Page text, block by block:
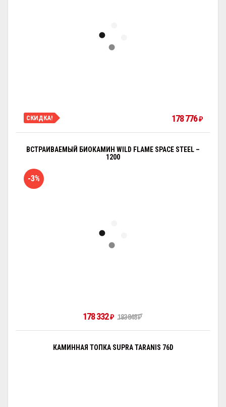
СКИДКА! 178 776₽
ВСТРАИВАЕМЫЙ БИОКАМИН WILD FLAME SPACE STEEL –
1200
-3%
178 332₽ 183 848₽
КАМИННАЯ ТОПКА SUPRA TARANIS 76D